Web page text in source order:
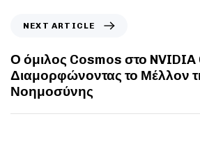
NEXT ARTICLE
Ο όμιλος Cosmos στο NVIDIA
Διαμορφώνοντας το Μέλλον
Νοημοσύνης